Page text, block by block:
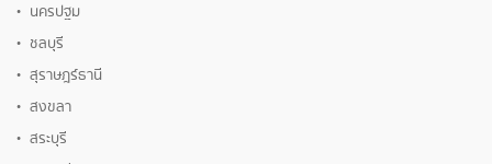
นครปฐม
ชลบุรี
สุราษฎร์ธานี
สงขลา
สระบุรี